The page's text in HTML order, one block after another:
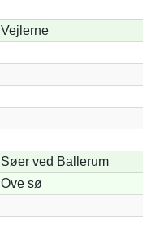
Vejlerne
Søer ved Ballerum
Ove sø